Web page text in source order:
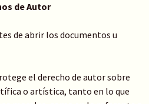
de Autor
de abrir los documentos u
el derecho de autor sobre
o artística, tanto en lo que